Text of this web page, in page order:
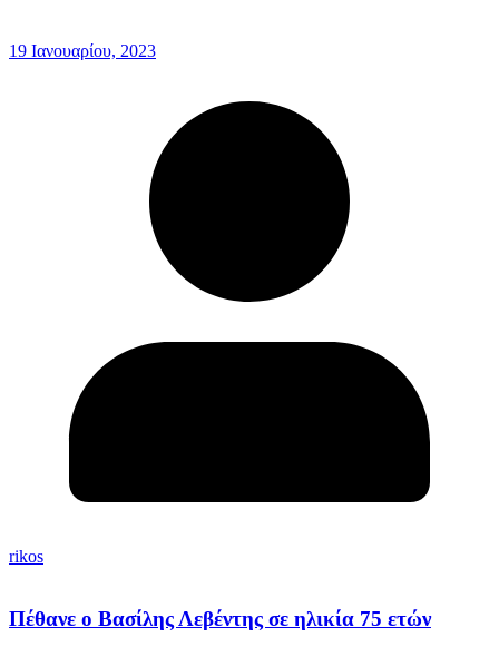
19 Ιανουαρίου, 2023
rikos
Πέθανε ο Βασίλης Λεβέντης σε ηλικία 75 ετών